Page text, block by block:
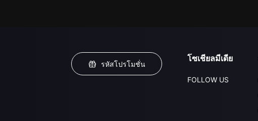
รหัสโปรโมชั่น
โซเชียลมีเดีย
FOLLOW US